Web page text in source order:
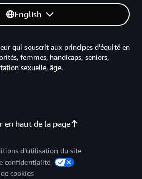
English
en haut de la page
qui souscrit aux principes d’équité en
femmes, handicaps, seniors,
sexuelle, âge.
d’utilisation du site
confidentialité
cookies